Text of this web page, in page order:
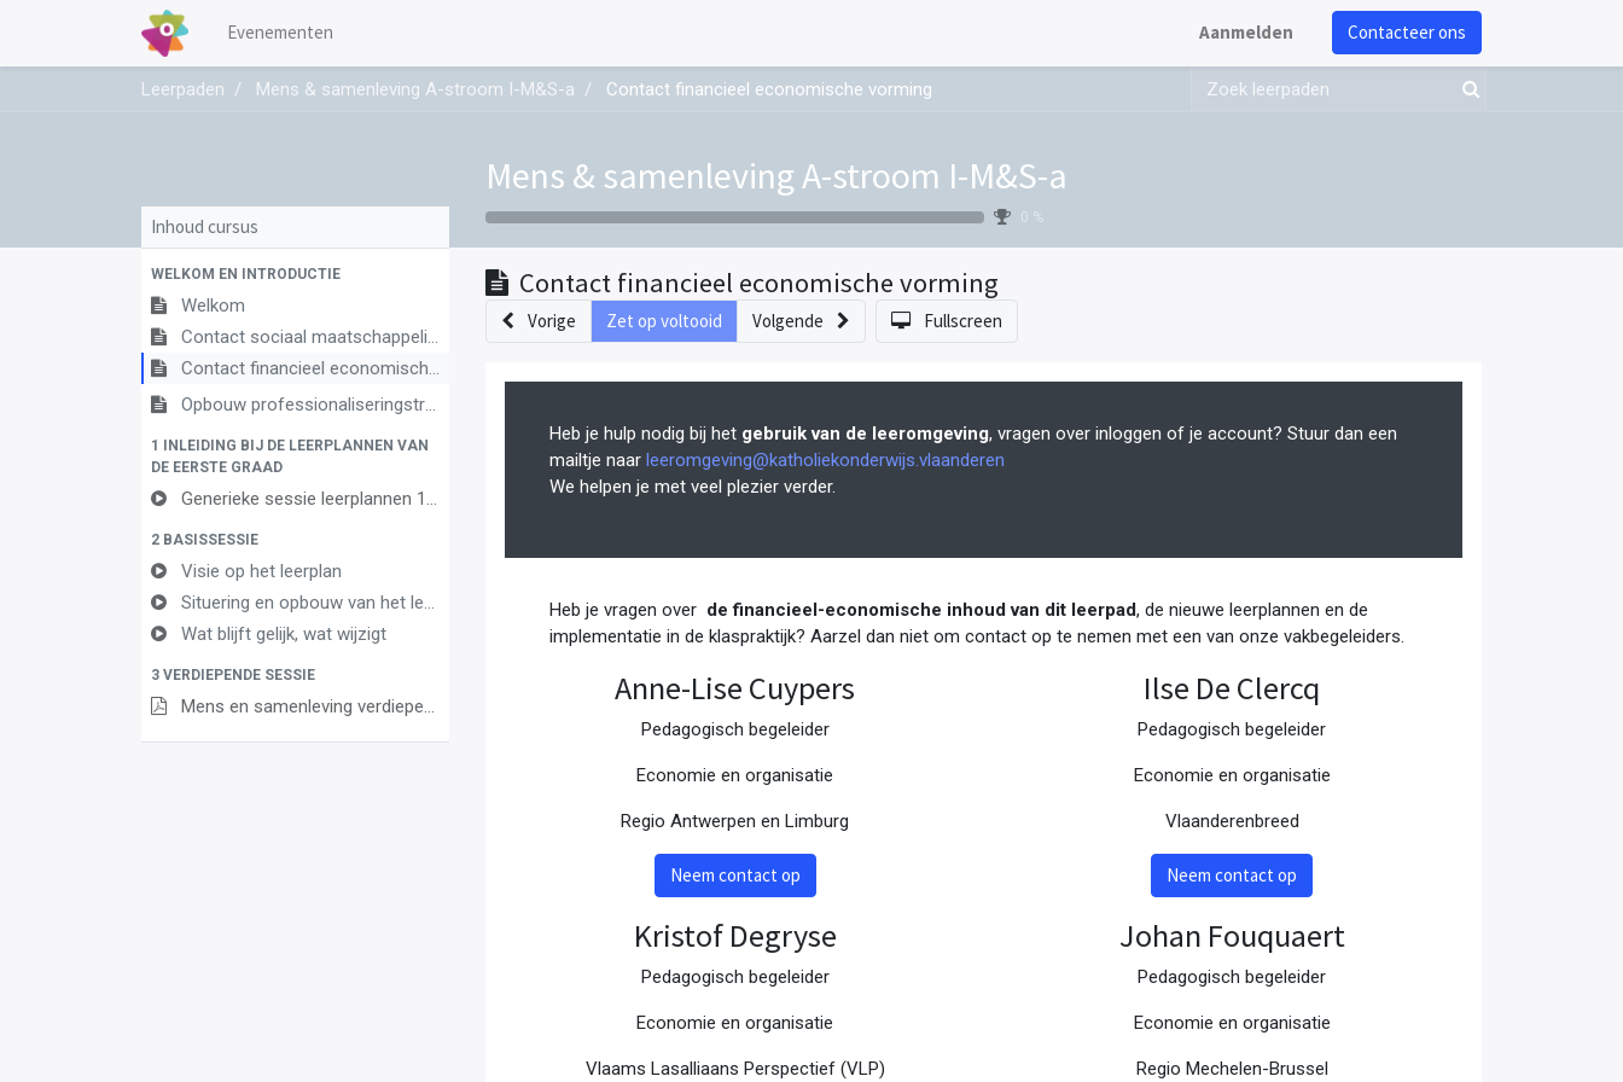
Evenementen Aanmelden Contacteer ons
Leerpaden Mens & samenleving A-stroom I-M&S-a Contact financieel economische vorming
Mens & samenleving A-stroom I-M&S-a
0 %
Inhoud cursus
WELKOM EN INTRODUCTIE
Welkom
Contact sociaal maatschappelijke vorming
Contact financieel economische vorming
Opbouw professionaliseringstraject
1 INLEIDING BIJ DE LEERPLANNEN VAN
DE EERSTE GRAAD
Generieke sessie leerplannen 1ste graad
2 BASISSESSIE
Visie op het leerplan
Situering en opbouw van het leerplan
Wat blijft gelijk, wat wijzigt
3 VERDIEPENDE SESSIE
Mens en samenleving verdiepende sessie 21 mei 2024
Contact financieel economische vorming
Vorige Zet op voltooid Volgende Fullscreen
Heb je hulp nodig bij het gebruik van de leeromgeving, vragen over inloggen of je account? Stuur dan een
mailtje naar leeromgeving@katholiekonderwijs.vlaanderen
We helpen je met veel plezier verder.
Heb je vragen over de financieel-economische inhoud van dit leerpad, de nieuwe leerplannen en de
implementatie in de klaspraktijk? Aarzel dan niet om contact op te nemen met een van onze vakbegeleiders.
Anne-Lise Cuypers
Pedagogisch begeleider
Economie en organisatie
Regio Antwerpen en Limburg
Neem contact op
Ilse De Clercq
Pedagogisch begeleider
Economie en organisatie
Vlaanderenbreed
Neem contact op
Kristof Degryse
Pedagogisch begeleider
Economie en organisatie
Vlaams Lasalliaans Perspectief (VLP)
Johan Fouquaert
Pedagogisch begeleider
Economie en organisatie
Regio Mechelen-Brussel